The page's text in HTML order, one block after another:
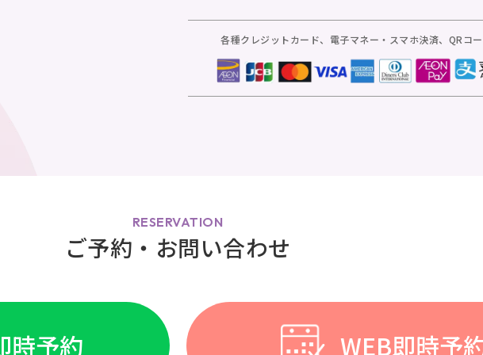
各種クレジットカード、電子マネー・スマホ決済、 QRコ
RESERVATION
ご予約・お問い合わせ
時予約 WEB即時予